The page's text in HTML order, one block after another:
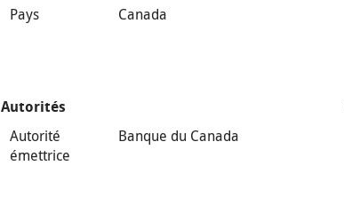
Pays Canada
Autorités
Autorité
émettrice
Banque du Canada